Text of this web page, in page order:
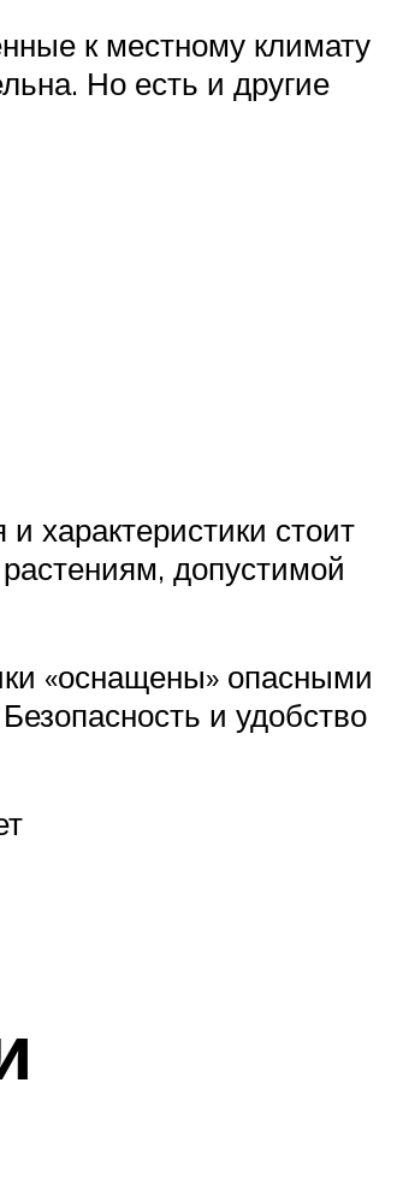
к местному климату
Но есть и другие
характеристики стоит
допустимой
«оснащены» опасными
и удобство